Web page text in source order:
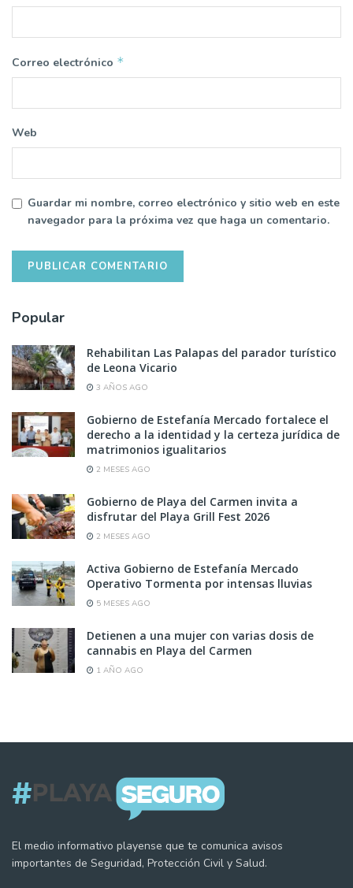
Correo electrónico *
Web
Guardar mi nombre, correo electrónico y sitio web en este
navegador para la próxima vez que haga un comentario.
Popular
Rehabilitan Las Palapas del parador turístico
de Leona Vicario
3 AÑOS AGO
Gobierno de Estefanía Mercado fortalece el
derecho a la identidad y la certeza jurídica de
matrimonios igualitarios
2 MESES AGO
Gobierno de Playa del Carmen invita a
disfrutar del Playa Grill Fest 2026
2 MESES AGO
Activa Gobierno de Estefanía Mercado
Operativo Tormenta por intensas lluvias
5 MESES AGO
Detienen a una mujer con varias dosis de
cannabis en Playa del Carmen
1 AÑO AGO
El medio informativo playense que te comunica avisos
importantes de Seguridad, Protección Civil y Salud.